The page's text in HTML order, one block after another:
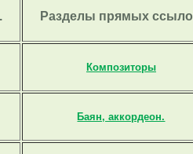
Разделы прямых
Композиторы
Баян, аккордеон.